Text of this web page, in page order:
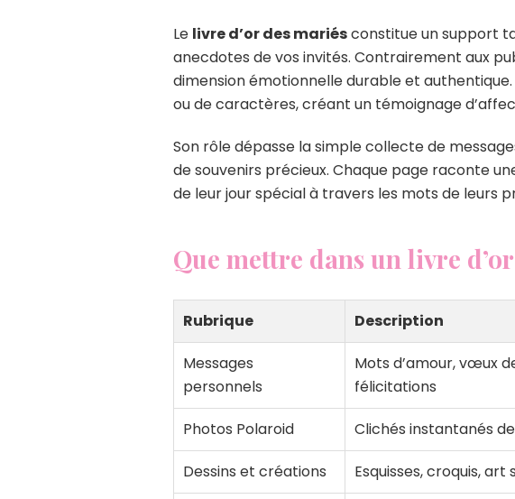
Le livre d’or des mariésconstitue un support
anecdotes de vos invités. Contrairement aux
dimension émotionnelle durable et
ou de caractères, créant un témoignage
Son rôle dépasse la simple collecte de
de souvenirs précieux. Chaque page raconte
de leur jour spécial à travers les mots de leurs
Que mettre dans un livre
Rubrique Description
Messages
personnels
Mots d’amour, vœux
félicitations
Photos Polaroid Clichés instantanés
Dessins et créations Esquisses, croquis,